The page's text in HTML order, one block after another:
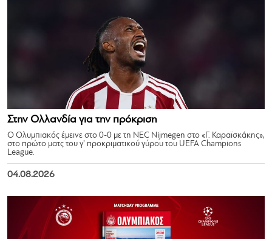
Στην Ολλανδία για την πρόκριση
Ο Ολυμπιακός έμεινε στο 0-0 με τη NEC Nijmegen στο «Γ. Καραϊσκάκης»,
στο πρώτο ματς του γ’ προκριματικού γύρου του UEFA Champions
League.
04.08.2026